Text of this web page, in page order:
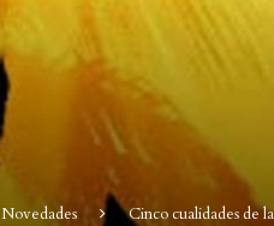
Novedades Cinco cualidades de